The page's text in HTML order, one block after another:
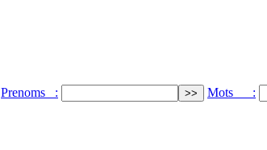
Prenoms : Mots :